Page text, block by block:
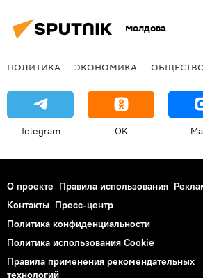
Молдова
ПОЛИТИКА ЭКОНОМИКА
Telegram OK
О проекте Правила использования
Контакты Пресс-центр
Политика конфиденциальности
Политика использования Cookie
Правила применения рекомендательных
технологий